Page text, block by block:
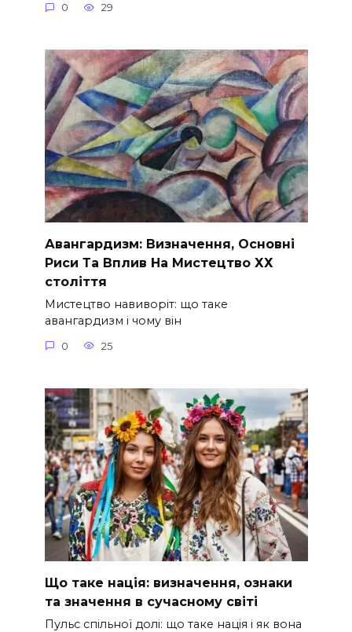
0 29
Авангардизм: Визначення, Основні
Риси Та Вплив На Мистецтво ХХ
століття
Мистецтво навиворіт: що таке
авангардизм і чому він
0 25
Що таке нація: визначення, ознаки
та значення в сучасному світі
Пульс спільної долі: що таке нація і як вона